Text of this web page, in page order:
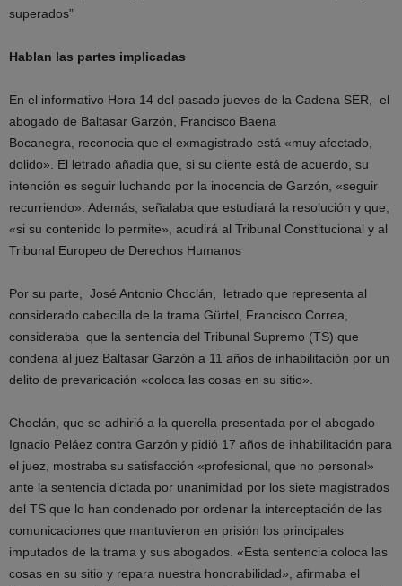
superados”
Hablan las partes implicadas
En el informativo Hora 14 del pasado jueves de la Cadena SER, el
abogado de Baltasar Garzón, Francisco Baena
Bocanegra, reconocia que el exmagistrado está «muy afectado,
dolido». El letrado añadia que, si su cliente está de acuerdo, su
intención es seguir luchando por la inocencia de Garzón, «seguir
recurriendo». Además, señalaba que estudiará la resolución y que,
«si su contenido lo permite», acudirá al Tribunal Constitucional y al
Tribunal Europeo de Derechos Humanos
Por su parte, José Antonio Choclán, letrado que representa al
considerado cabecilla de la trama Gürtel, Francisco Correa,
consideraba que la sentencia del Tribunal Supremo (TS) que
condena al juez Baltasar Garzón a 11 años de inhabilitación por un
delito de prevaricación «coloca las cosas en su sitio».
Choclán, que se adhirió a la querella presentada por el abogado
Ignacio Peláez contra Garzón y pidió 17 años de inhabilitación para
el juez, mostraba su satisfacción «profesional, que no personal»
ante la sentencia dictada por unanimidad por los siete magistrados
del TS que lo han condenado por ordenar la interceptación de las
comunicaciones que mantuvieron en prisión los principales
imputados de la trama y sus abogados. «Esta sentencia coloca las
cosas en su sitio y repara nuestra honorabilidad», afirmaba el